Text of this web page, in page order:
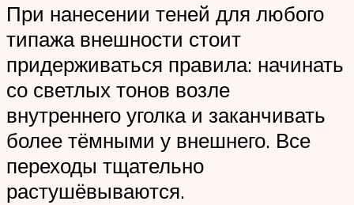
При нанесении теней для любого
типажа внешности стоит
придерживаться правила: начинать
со светлых тонов возле
внутреннего уголка и заканчивать
более тёмными у внешнего. Все
переходы тщательно
растушёвываются.